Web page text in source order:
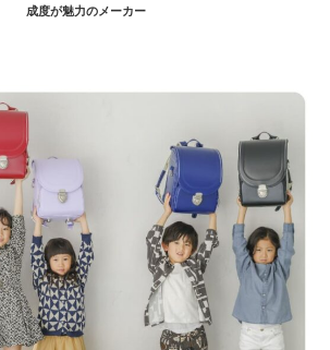
成度が魅力のメーカー